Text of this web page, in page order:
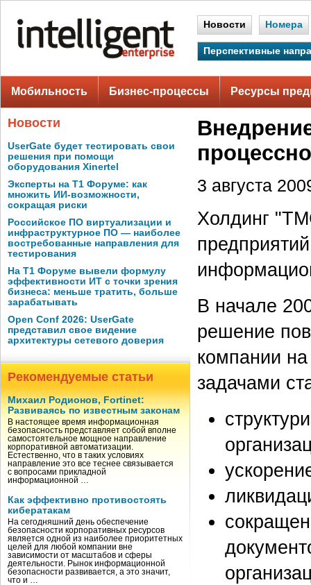
Новости Номера
Перспективные
Мобильность Бизнес-процессы Ресурсы
Новости
UserGate будет тестировать свои
решения при помощи
оборудования Xinertel
Эксперты на Т1 Форуме: как
множить ИИ-возможности,
сокращая риски
Российское ПО виртуализации и
инфраструктурное ПО — наиболее
востребованные направления для
тестирования
На Т1 Форуме вывели формулу
эффективности ИТ с точки зрения
бизнеса: меньше тратить, больше
зарабатывать
Open Conf 2026: UserGate
представил свое видение
архитектуры сетевого доверия
Рекомендуемые статьи
Михаил Родионов, Fortinet:
Развиваясь по известным законам
В настоящее время информационная
безопасность представляет собой вполне
самостоятельное мощное направление
корпоративной автоматизации.
Естественно, что в таких условиях
направление это все теснее связывается
с вопросами прикладной
информационной …
Как эффективно противостоять
кибератакам
На сегодняшний день обеспечение
безопасности корпоративных ресурсов
является одной из наиболее приоритетных
целей для любой компании вне
зависимости от масштабов и сферы
деятельности. Рынок информационной
безопасности развивается, а это значит,
что и …
3 августа
Холдинг
В начале
решение
компании
задачами